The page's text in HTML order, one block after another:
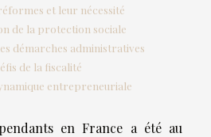
et leur nécessité
de la protection sociale
démarches administratives
de la fiscalité
entrepreneuriale
en France a été au